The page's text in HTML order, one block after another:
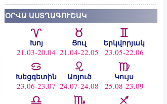
ՕՐՎԱ ԱՍՏՂԱԳՈՒՇԱԿ
Խոյ
21.03-20.04
Ցուլ
21.04-22.05
Երկվորյակ
23.05-22.06
Խեցգետին
23.06-23.07
Առյուծ
24.07-24.08
Կույս
25.08-23.09